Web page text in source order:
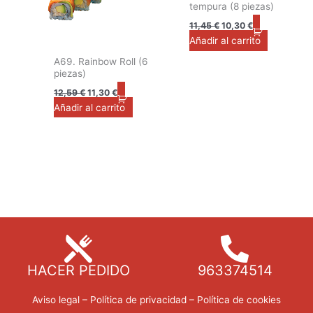
A69. Rainbow Roll (6
piezas)
12,59€ 11,30€
Añadir al carrito
tempura (8 piezas)
11,45€ 10,30 €
Añadir al carrito
HACER PEDIDO 963374514
Aviso legal – Política de privacidad – Política de cookies